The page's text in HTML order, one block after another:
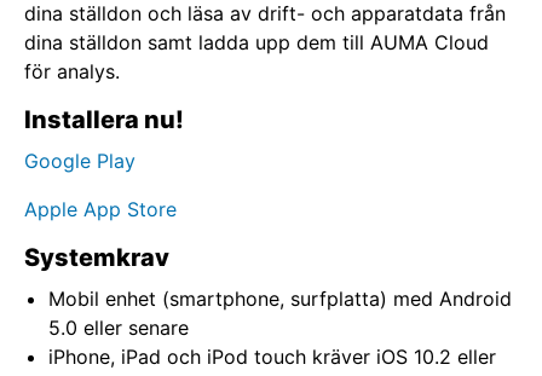
dina ställdon och läsa av drift- och apparatdata från
dina ställdon samt ladda upp dem till AUMA Cloud
för analys.
Installera nu!
Google Play
Apple App Store
Systemkrav
Mobil enhet (smartphone, surfplatta) med Android
5.0 eller senare
iPhone, iPad och iPod touch kräver iOS 10.2 eller